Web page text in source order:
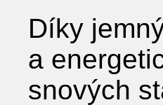
Díky
a
snových